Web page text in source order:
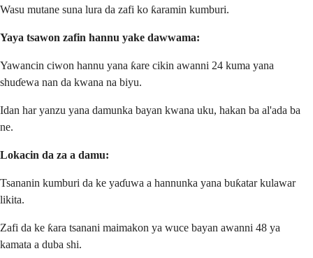
Wasu mutane suna lura da zafi ko ƙaramin kumburi.
Yaya tsawon zafin hannu yake dawwama:
Yawancin ciwon hannu yana ƙare cikin awanni 24 kuma yana
shuɗewa nan da kwana na biyu.
Idan har yanzu yana damunka bayan kwana uku, hakan ba al'ada ba
ne.
Lokacin da za a damu:
Tsananin kumburi da ke yaɗuwa a hannunka yana buƙatar kulawar
likita.
Zafi da ke ƙara tsanani maimakon ya wuce bayan awanni 48 ya
kamata a duba shi.